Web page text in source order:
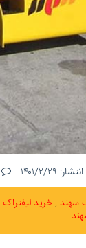
۱۴۰۱/۲/۲۹
سهند خرید